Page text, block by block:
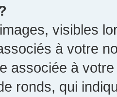
visibles
à votre
associée à
ronds, qui